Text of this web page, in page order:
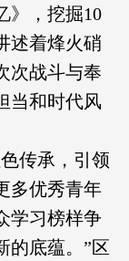
》，挖掘10
述着烽火硝
次战斗与奉
当和时代风
传承，引领
多优秀青年
学习榜样争
的底蕴。”区